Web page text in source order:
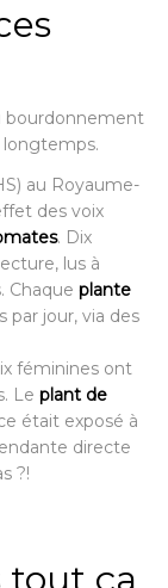
bourdonnement
longtemps.
au Royaume-
des voix
. Dix
lus à
Chaque plante
par jour, via des
féminines ont
Le plant de
était exposé à
directe
?!
tout ça